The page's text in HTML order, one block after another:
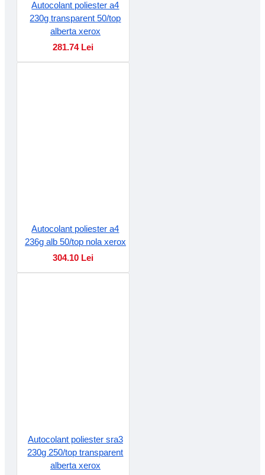
Autocolant poliester a4
230g transparent 50/top
alberta xerox
281.74 Lei
Autocolant poliester a4
236g alb 50/top nola xerox
304.10 Lei
Autocolant poliester sra3
230g 250/top transparent
alberta xerox